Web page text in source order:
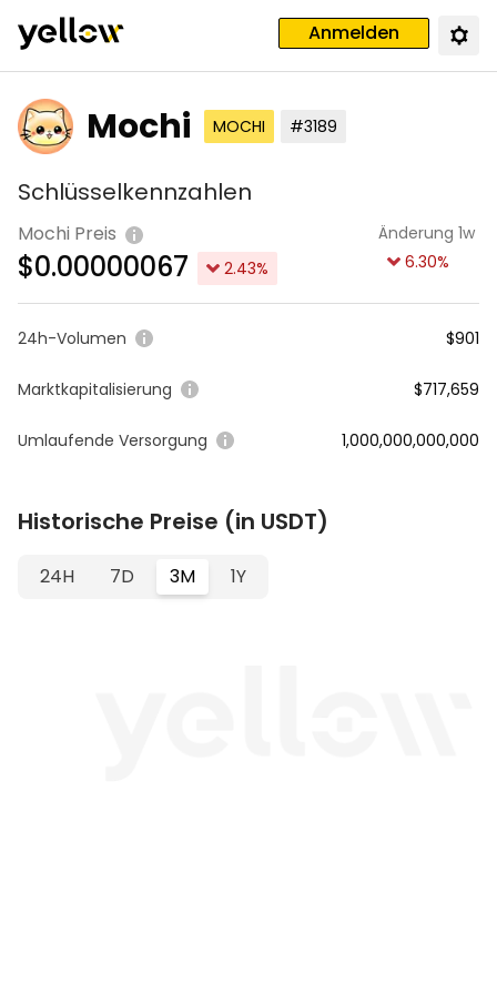
Anmelden
Mochi MOCHI #3189
Schlüsselkennzahlen
Mochi Preis
$0.00000067 2.43%
Änderung 1w
6.30%
24h-Volumen $901
Marktkapitalisierung $717,659
Umlaufende Versorgung 1,000,000,000,000
Historische Preise (in USDT)
24H 7D 3M 1Y